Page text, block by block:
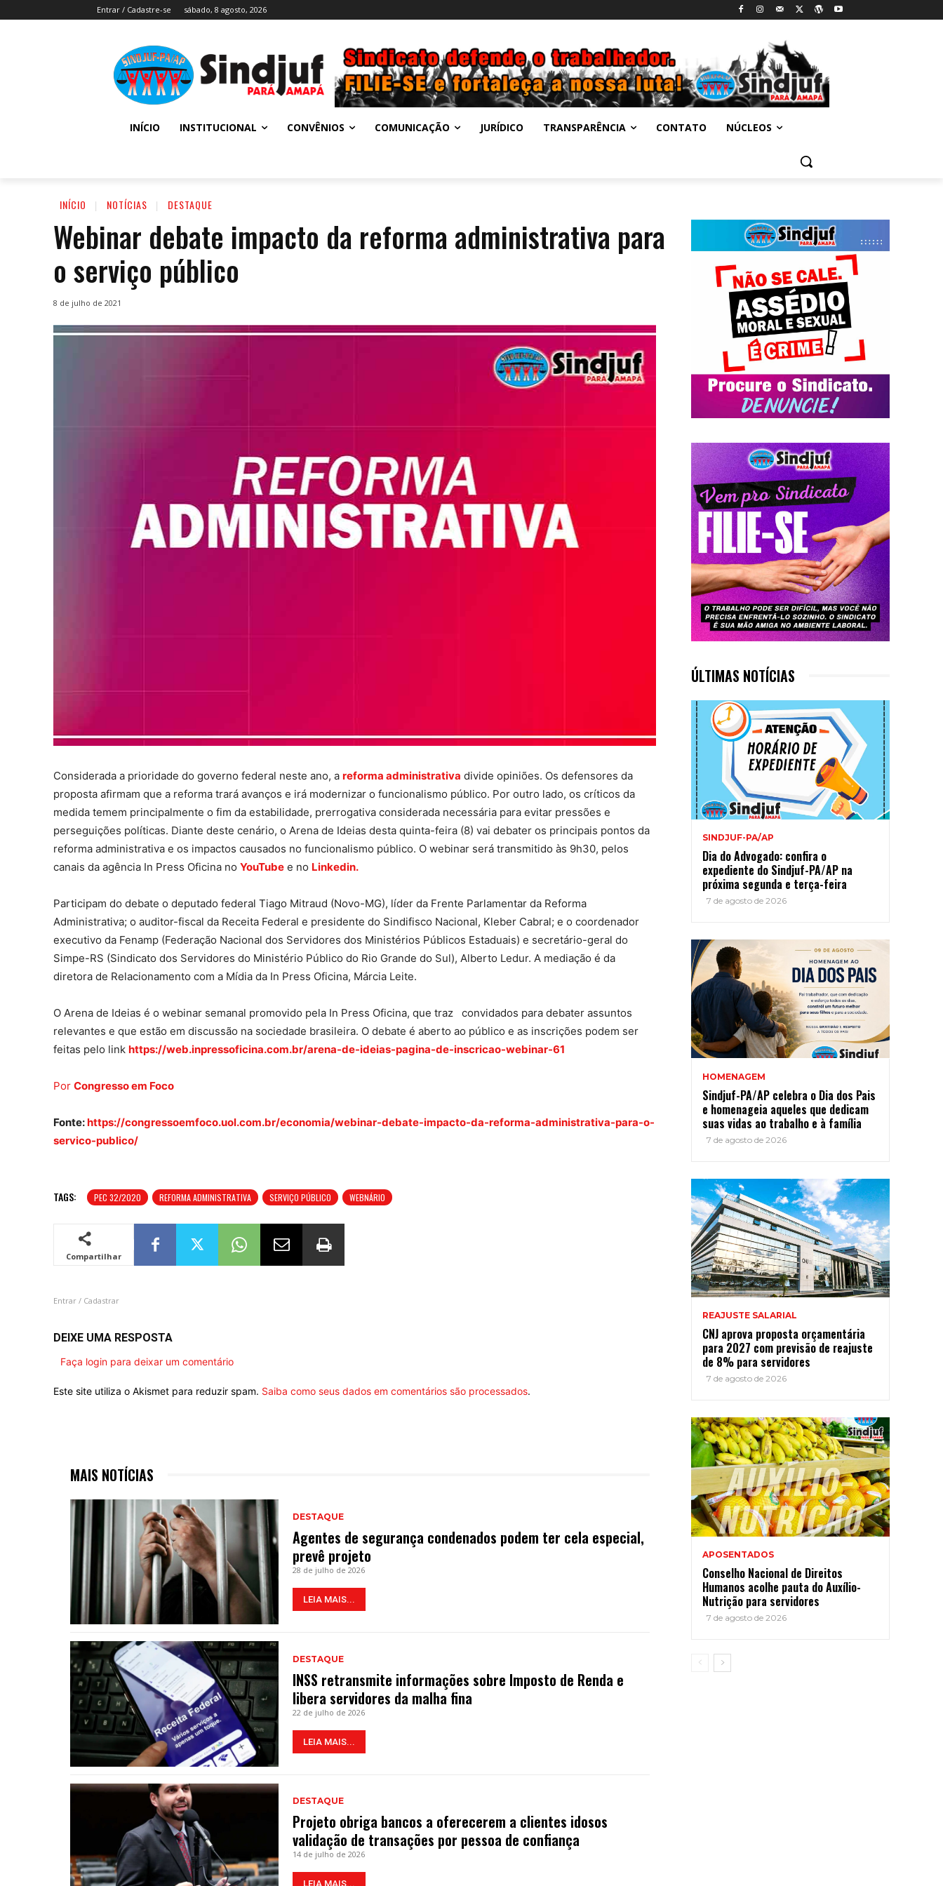
Entrar / Cadastre-se sábado, 8 agosto, 2026
INÍCIO INSTITUCIONAL CONVÊNIOS COMUNICAÇÃO JURÍDICO TRANSPARÊNCIA CONTATO NÚCLEOS
INÍCIO NOTÍCIAS DESTAQUE
Webinar debate impacto da reforma administrativa para
o serviço público
8 de julho de 2021
Considerada a prioridade do governo federal neste ano, a reforma administrativa divide opiniões. Os defensores da
proposta afirmam que a reforma trará avanços e irá modernizar o funcionalismo público. Por outro lado, os críticos da
medida temem principalmente o fim da estabilidade, prerrogativa considerada necessária para evitar pressões e
perseguições políticas. Diante deste cenário, o Arena de Ideias desta quinta-feira (8) vai debater os principais pontos da
reforma administrativa e os impactos causados no funcionalismo público. O webinar será transmitido às 9h30, pelos
canais da agência In Press Oficina no YouTube e no Linkedin.
Participam do debate o deputado federal Tiago Mitraud (Novo-MG), líder da Frente Parlamentar da Reforma
Administrativa; o auditor-fiscal da Receita Federal e presidente do Sindifisco Nacional, Kleber Cabral; e o coordenador
executivo da Fenamp (Federação Nacional dos Servidores dos Ministérios Públicos Estaduais) e secretário-geral do
Simpe-RS (Sindicato dos Servidores do Ministério Público do Rio Grande do Sul), Alberto Ledur. A mediação é da
diretora de Relacionamento com a Mídia da In Press Oficina, Márcia Leite.
O Arena de Ideias é o webinar semanal promovido pela In Press Oficina, que traz convidados para debater assuntos
relevantes e que estão em discussão na sociedade brasileira. O debate é aberto ao público e as inscrições podem ser
feitas pelo link https://web.inpressoficina.com.br/arena-de-ideias-pagina-de-inscricao-webinar-61
Por Congresso em Foco
Fonte:https://congressoemfoco.uol.com.br/economia/webinar-debate-impacto-da-reforma-administrativa-para-o-
servico-publico/
TAGS: PEC 32/2020 REFORMA ADMINISTRATIVA SERVIÇO PÚBLICO WEBNÁRIO
Compartilhar
Entrar / Cadastrar
DEIXE UMA RESPOSTA
Faça login para deixar um comentário
Este site utiliza o Akismet para reduzir spam. Saiba como seus dados em comentários são processados.
MAIS NOTÍCIAS
DESTAQUE
Agentes de segurança condenados podem ter cela especial,
prevê projeto
28 de julho de 2026
LEIA MAIS...
DESTAQUE
INSS retransmite informações sobre Imposto de Renda e
libera servidores da malha fina
22 de julho de 2026
LEIA MAIS...
DESTAQUE
Projeto obriga bancos a oferecerem a clientes idosos
validação de transações por pessoa de confiança
14 de julho de 2026
LEIA MAIS...
ÚLTIMAS NOTÍCIAS
SINDJUF-PA/AP
Dia do Advogado: confira o
expediente do Sindjuf-PA/AP na
próxima segunda e terça-feira
7 de agosto de 2026
HOMENAGEM
Sindjuf-PA/AP celebra o Dia dos Pais
e homenageia aqueles que dedicam
suas vidas ao trabalho e à família
7 de agosto de 2026
REAJUSTE SALARIAL
CNJ aprova proposta orçamentária
para 2027 com previsão de reajuste
de 8% para servidores
7 de agosto de 2026
APOSENTADOS
Conselho Nacional de Direitos
Humanos acolhe pauta do Auxílio-
Nutrição para servidores
7 de agosto de 2026